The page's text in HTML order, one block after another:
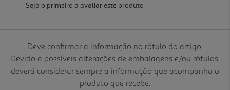
Deve confirmar a informação no rótulo do artigo.
Devido a possíveis alterações de embalagens e/ou rótulos,
deverá considerar sempre a informação que acompanha o
produto que recebe.